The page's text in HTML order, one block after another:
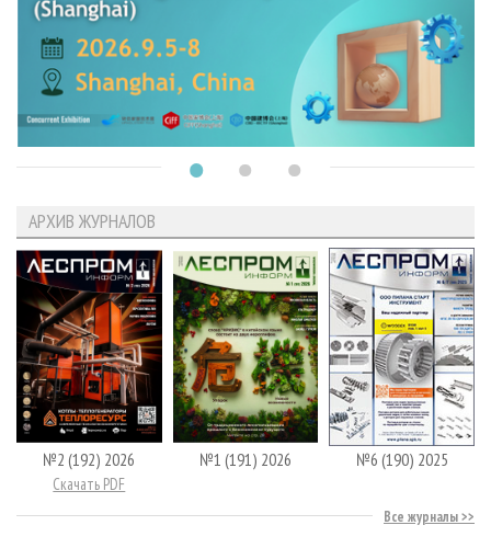
АРХИВ ЖУРНАЛОВ
№2 (192) 2026
Скачать PDF
№1 (191) 2026 №6 (190) 2025
Все журналы